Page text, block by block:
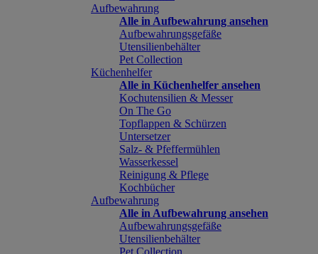
Aufbewahrung
Alle in Aufbewahrung ansehen
Aufbewahrungsgefäße
Utensilienbehälter
Pet Collection
Küchenhelfer
Alle in Küchenhelfer ansehen
Kochutensilien & Messer
On The Go
Topflappen & Schürzen
Untersetzer
Salz- & Pfeffermühlen
Wasserkessel
Reinigung & Pflege
Kochbücher
Aufbewahrung
Alle in Aufbewahrung ansehen
Aufbewahrungsgefäße
Utensilienbehälter
Pet Collection